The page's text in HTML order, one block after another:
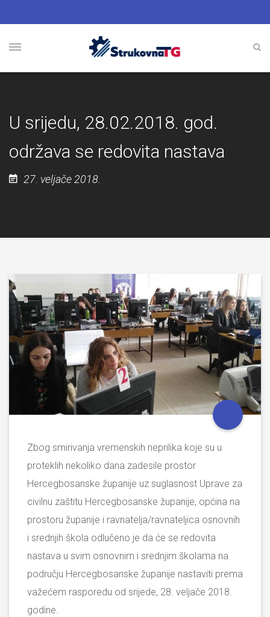
U srijedu, 28.02.2018. god.
održava se redovita nastava
27. veljače 2018.
Zbog smirivanja vremenskih neprilika koje su u
proteklih nekoliko dana zadesile prostor
Hercegbosanske županije uz suglasnost Uprave za
civilnu zaštitu Hercegbosanske županije, općina na
prostoru županije i ravnatelja/ravnateljica osnovnih
i srednjih škola odlučeno je da će se redovita
nastava u svim osnovnim i srednjim školama na
području Hercegbosanske županije nastaviti prema
važećem rasporedu od srijede, 28. veljače 2018.
godine.